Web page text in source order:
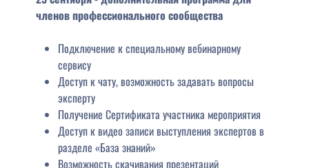
членов профессионального сообщества
Подключение к специальному вебинарному
сервису
Доступ к чату, возможность задавать вопросы
эксперту
Получение Сертификата участника мероприятия
Доступ к видео записи выступления экспертов в
разделе «База знаний»
Возможность скачивания презентаций